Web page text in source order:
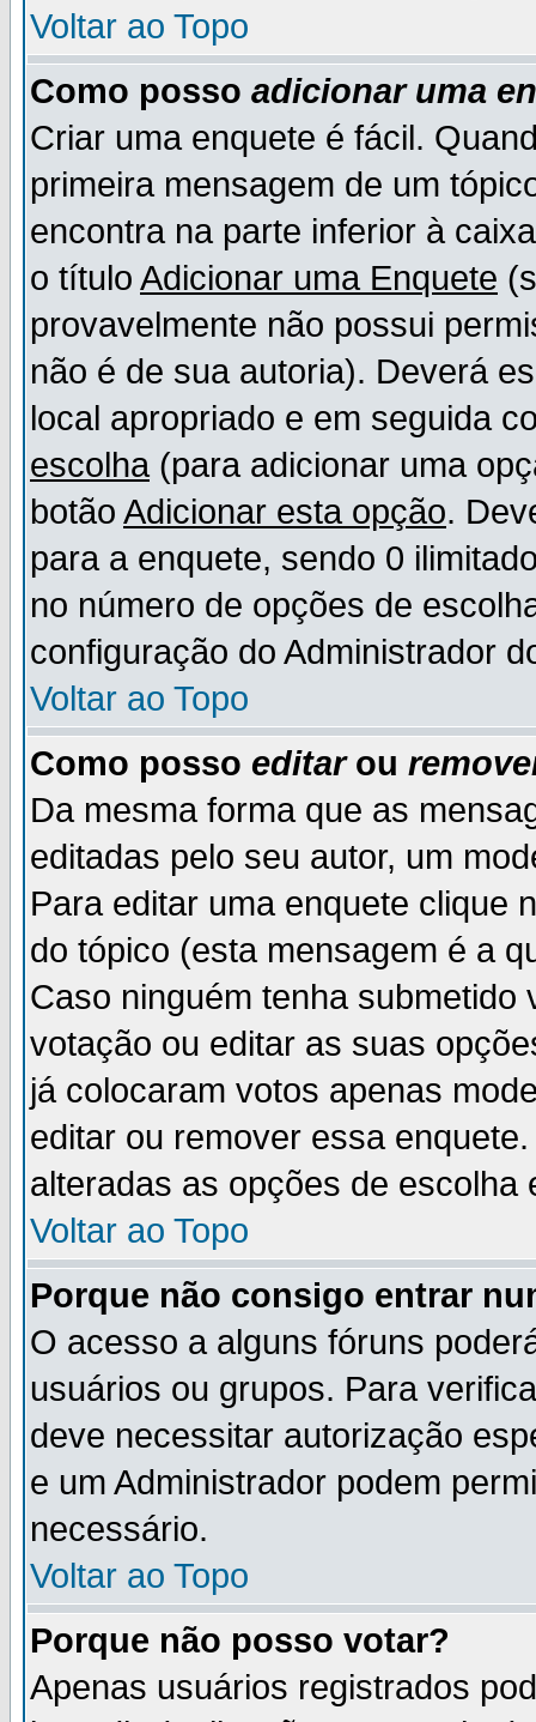
Voltar ao Topo
Como posso adicionar uma
Criar uma enquete é fácil.
primeira mensagem de um
encontra na parte inferior à
o título Adicionar uma Enquete
provavelmente não possui
não é de sua autoria). Deverá
local apropriado e em seguida
escolha (para adicionar uma
botão Adicionar esta opção.
para a enquete, sendo 0
no número de opções de
configuração do Administrador
Voltar ao Topo
Como posso editarou
Da mesma forma que as
editadas pelo seu autor, um
Para editar uma enquete clique
do tópico (esta mensagem é a
Caso ninguém tenha
votação ou editar as suas
já colocaram votos apenas
editar ou remover essa
alteradas as opções de escolha
Voltar ao Topo
Porque não consigo entrar
O acesso a alguns fóruns
usuários ou grupos. Para
deve necessitar autorização
e um Administrador podem
necessário.
Voltar ao Topo
Porque não posso votar?
Apenas usuários registrados